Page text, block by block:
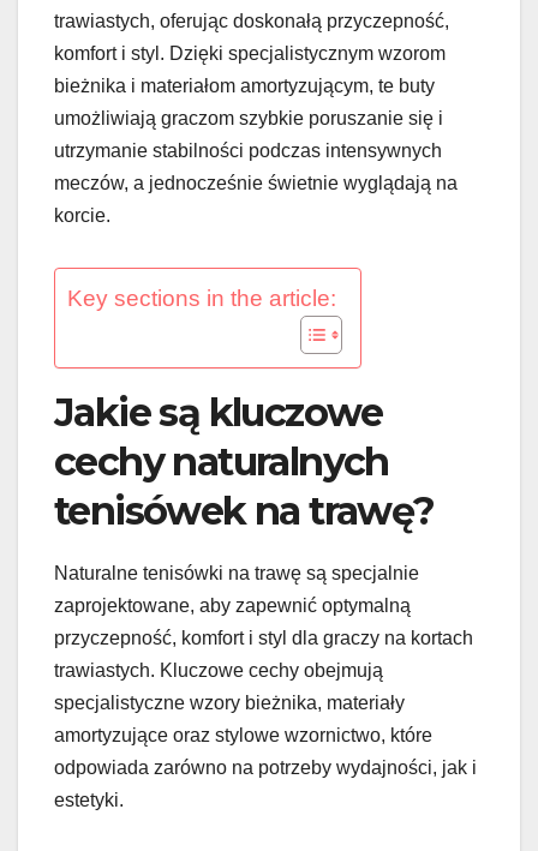
trawiastych, oferując doskonałą przyczepność,
komfort i styl. Dzięki specjalistycznym wzorom
bieżnika i materiałom amortyzującym, te buty
umożliwiają graczom szybkie poruszanie się i
utrzymanie stabilności podczas intensywnych
meczów, a jednocześnie świetnie wyglądają na
korcie.
Key sections in the article:
Jakie są kluczowe
cechy naturalnych
tenisówek na trawę?
Naturalne tenisówki na trawę są specjalnie
zaprojektowane, aby zapewnić optymalną
przyczepność, komfort i styl dla graczy na kortach
trawiastych. Kluczowe cechy obejmują
specjalistyczne wzory bieżnika, materiały
amortyzujące oraz stylowe wzornictwo, które
odpowiada zarówno na potrzeby wydajności, jak i
estetyki.